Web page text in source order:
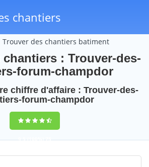
chantiers
Trouver des chantiers batiment
: Trouver-des-
forum-champdor
chiffre d'affaire : Trouver-des-
forum-champdor
9,5(100%)75
votes